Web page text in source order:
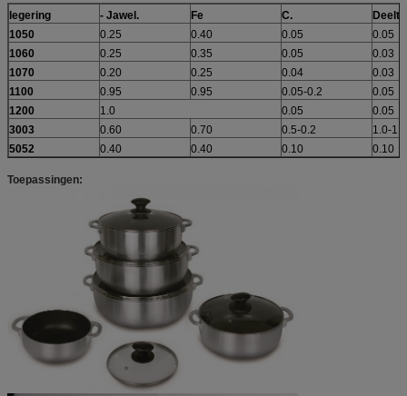
legering - Jawel. Fe C.
1050
0.25 0.40 0.05
0.05
1060
0.25 0.35 0.05
0.03
1070
0.20 0.25 0.04
0.03
1100
0.95 0.95 0.05-0.2
0.05
1200
1.0 0.05
0.05
3003
0.60 0.70 0.5-0.2
1.0-1.5
5052
0.40 0.40 0.10 0.10
Toepassingen: